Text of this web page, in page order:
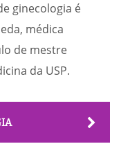
ginecologia é
médica
de mestre
da USP.